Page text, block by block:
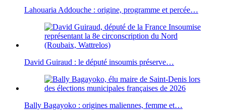
Lahouaria Addouche : origine, programme et percée…
David Guiraud : le député insoumis préserve…
Bally Bagayoko : origines maliennes, femme et…